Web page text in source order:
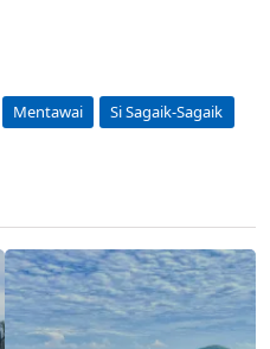
Mentawai Si Sagaik-Sagaik